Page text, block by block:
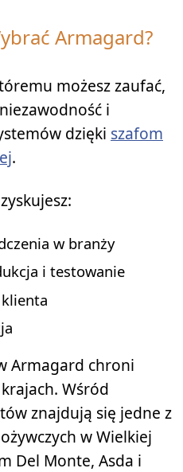
Armagard?
możesz zaufać,
i
dzięki szafom
.
w branży
i testowanie
Armagard chroni
Wśród
znajdują się jedne z
w Wielkiej
Del Monte, Asda i